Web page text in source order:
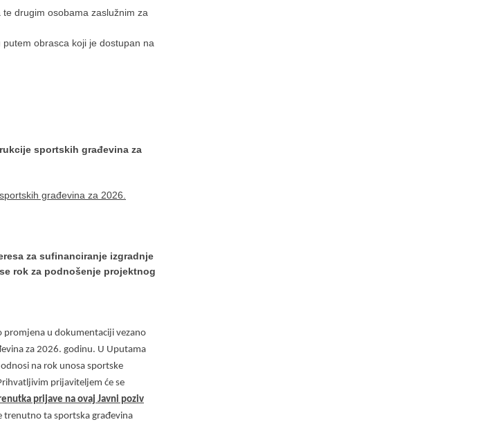
drugim osobama zaslužnim za
obrasca koji je dostupan na
sportskih građevina za
građevina za 2026.
za sufinanciranje izgradnje
rok za podnošenje projektnog
promjena u dokumentaciji vezano
za 2026. godinu. U Uputama
na rok unosa sportske
prijaviteljem će se
prijave na ovaj Javni poziv
trenutno ta sportska građevina